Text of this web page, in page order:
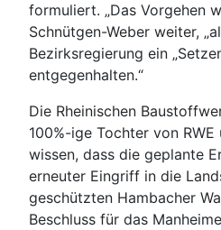
formuliert. „Das Vorgehen
Schnütgen-Weber weiter,
Bezirksregierung ein
entgegenhalten.“
Die Rheinischen
100%-ige Tochter von
wissen, dass die geplante
erneuter Eingriff in die
geschützten Hambacher
Beschluss für das